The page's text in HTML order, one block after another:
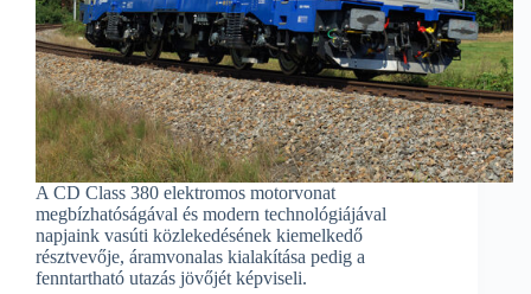
A CD Class 380 elektromos motorvonat
megbízhatóságával és modern technológiájával
napjaink vasúti közlekedésének kiemelkedő
résztvevője, áramvonalas kialakítása pedig a
fenntartható utazás jövőjét képviseli.